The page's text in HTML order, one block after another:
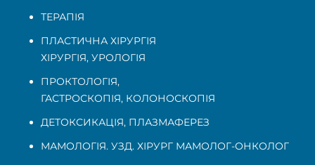
ТЕРАПІЯ
ПЛАСТИЧНА ХІРУРГІЯ
ХІРУРГІЯ, УРОЛОГІЯ
ПРОКТОЛОГІЯ,
ГАСТРОСКОПІЯ, КОЛОНОСКОПІЯ
ДЕТОКСИКАЦІЯ, ПЛАЗМАФЕРЕЗ
МАМОЛОГІЯ. УЗД. ХІРУРГ МАМОЛОГ-ОНКОЛОГ